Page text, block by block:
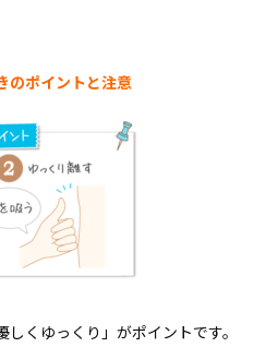
のポイントと注意
くゆっくり」がポイントです。